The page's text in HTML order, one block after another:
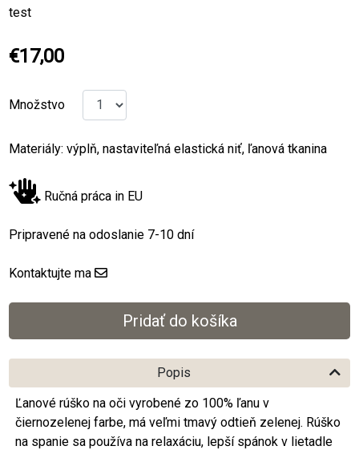
test
€17,00
Množstvo
Materiály: výplň, nastaviteľná elastická niť, ľanová tkanina
Ručná práca in EU
Pripravené na odoslanie 7-10 dní
Kontaktujte ma
Popis
Ľanové rúško na oči vyrobené zo 100% ľanu v
čiernozelenej farbe, má veľmi tmavý odtieň zelenej. Rúško
na spanie sa používa na relaxáciu, lepší spánok v lietadle